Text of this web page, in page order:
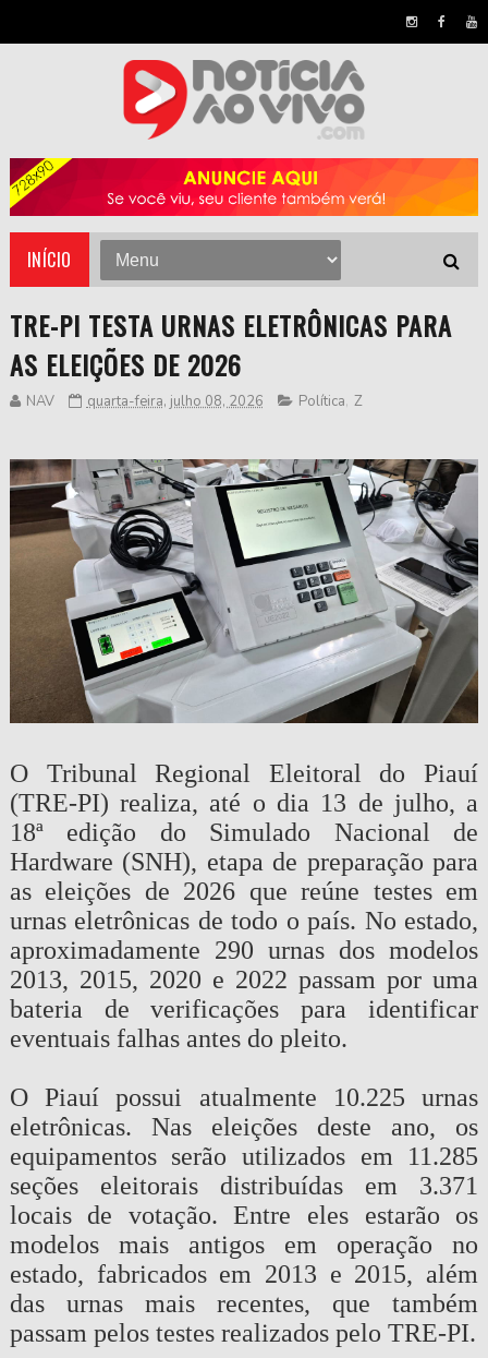
INÍCIO
TRE-PI TESTA URNAS ELETRÔNICAS PARA
AS ELEIÇÕES DE 2026
NAV quarta-feira, julho 08, 2026 Política, Z
O Tribunal Regional Eleitoral do Piauí
(TRE-PI) realiza, até o dia 13 de julho, a
18ª edição do Simulado Nacional de
Hardware (SNH), etapa de preparação para
as eleições de 2026 que reúne testes em
urnas eletrônicas de todo o país. No estado,
aproximadamente 290 urnas dos modelos
2013, 2015, 2020 e 2022 passam por uma
bateria de verificações para identificar
eventuais falhas antes do pleito.
O Piauí possui atualmente 10.225 urnas
eletrônicas. Nas eleições deste ano, os
equipamentos serão utilizados em 11.285
seções eleitorais distribuídas em 3.371
locais de votação. Entre eles estarão os
modelos mais antigos em operação no
estado, fabricados em 2013 e 2015, além
das urnas mais recentes, que também
passam pelos testes realizados pelo TRE-PI.